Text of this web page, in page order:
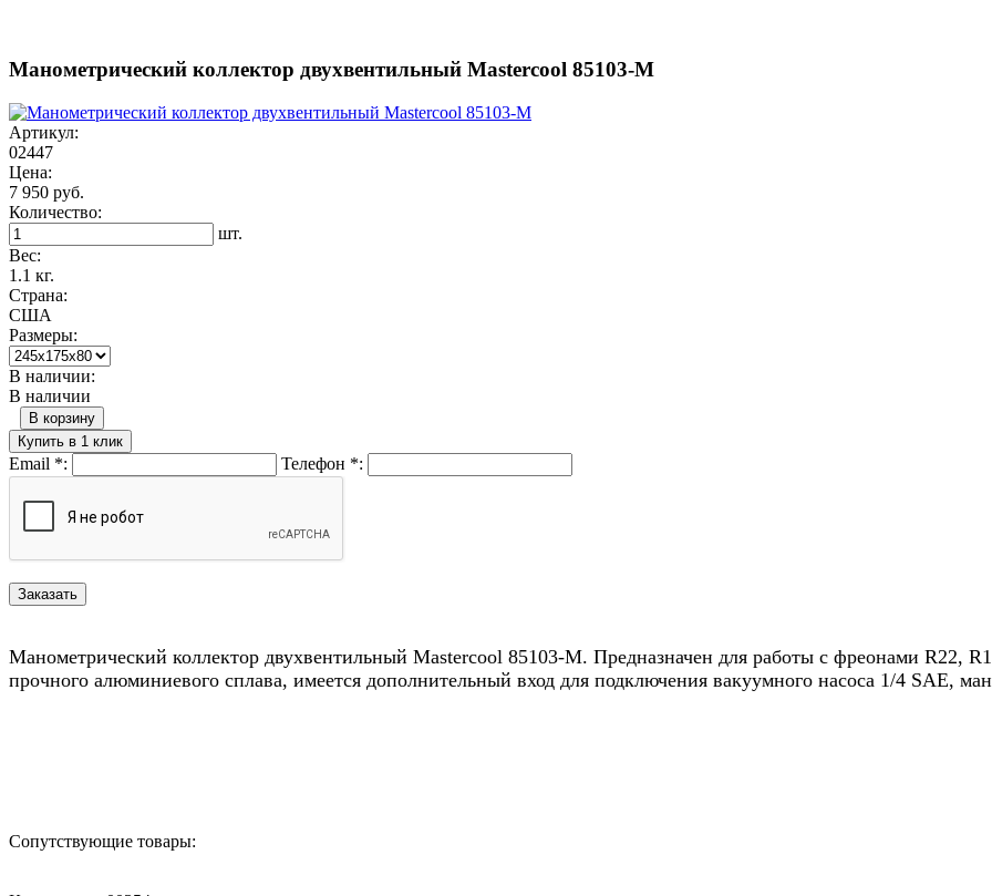
Манометрический коллектор двухвентильный Mastercool 85103-M
Артикул:
02447
Цена:
7 950 руб.
Количество:
шт.
Вес:
1.1 кг.
Страна:
США
Размеры:
В наличии:
В наличии
В корзину
Купить в 1 клик
Email *: Телефон *:
Манометрический коллектор двухвентильный Mastercool 85103-M. Предназначен для работы с фреонами R22,
прочного алюминиевого сплава, имеется дополнительный вход для подключения вакуумного насоса 1/4 SAE,
Сопутствующие товары: